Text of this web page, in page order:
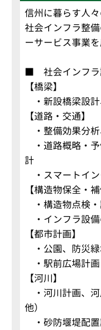
信州に暮らす人
社会インフラ整
ーサービス事業
■ 社会インフラ
【橋梁】
・新設橋梁設
【道路・交通】
・整備効果分
・道路概略・
計
・スマートイ
【構造物保全・補
・構造物点検
・インフラ設
【都市計画】
・公園、防災
・駅前広場計
【河川】
・河川計画、河
他）
・砂防堰堤配